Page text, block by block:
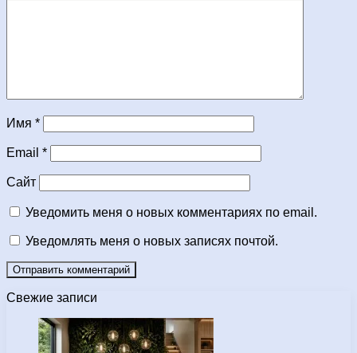
Имя *
Email *
Сайт
Уведомить меня о новых комментариях по email.
Уведомлять меня о новых записях почтой.
Свежие записи